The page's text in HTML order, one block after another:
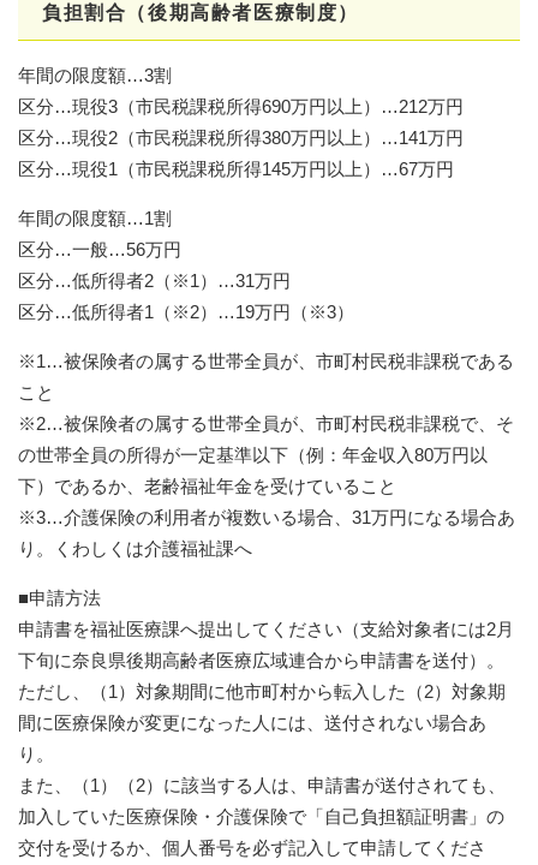
負担割合（後期高齢者医療制度）
年間の限度額…3割
区分…現役3（市民税課税所得690万円以上）…212万円
区分…現役2（市民税課税所得380万円以上）…141万円
区分…現役1（市民税課税所得145万円以上）…67万円
年間の限度額…1割
区分…一般…56万円
区分…低所得者2（※1）…31万円
区分…低所得者1（※2）…19万円（※3）
※1…被保険者の属する世帯全員が、市町村民税非課税である
こと
※2…被保険者の属する世帯全員が、市町村民税非課税で、そ
の世帯全員の所得が一定基準以下（例：年金収入80万円以
下）であるか、老齢福祉年金を受けていること
※3…介護保険の利用者が複数いる場合、31万円になる場合あ
り。くわしくは介護福祉課へ
■申請方法
申請書を福祉医療課へ提出してください（支給対象者には2月
下旬に奈良県後期高齢者医療広域連合から申請書を送付）。
ただし、（1）対象期間に他市町村から転入した（2）対象期
間に医療保険が変更になった人には、送付されない場合あ
り。
また、（1）（2）に該当する人は、申請書が送付されても、
加入していた医療保険・介護保険で「自己負担額証明書」の
交付を受けるか、個人番号を必ず記入して申請してくださ